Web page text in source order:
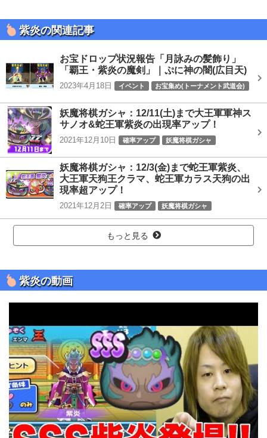
紫炎の関連記事
お宝ドロップ状況報告「月詠みの髪飾り」
「覇王・紫炎の魔剣」｜ぷに神の闇(広目天)
2023年4月18日 イベント お宝集め(トーナメント武道会)
妖魔将棋ガシャ：12/11(土)まで大王軍軍神ス
サノオ&蛇王軍紫炎の出現率アップ！
2021年12月10日 確率アップ 妖魔将棋ガシャ
妖魔将棋ガシャ：12/3(金)まで蛇王軍紫炎、
大王軍天狗王クラマ、蛇王軍カラス天狗の出
現率超アップ！
2021年12月2日 確率アップ 妖魔将棋ガシャ
もっと見る
紫炎の動画